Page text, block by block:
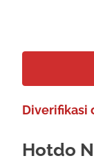
Diverifikasi
Hotdo